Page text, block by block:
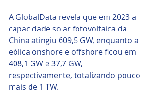
A GlobalData revela que em 2023 a
capacidade solar fotovoltaica da
China atingiu 609,5 GW, enquanto a
eólica onshore e offshore ficou em
408,1 GW e 37,7 GW,
respectivamente, totalizando pouco
mais de 1 TW.